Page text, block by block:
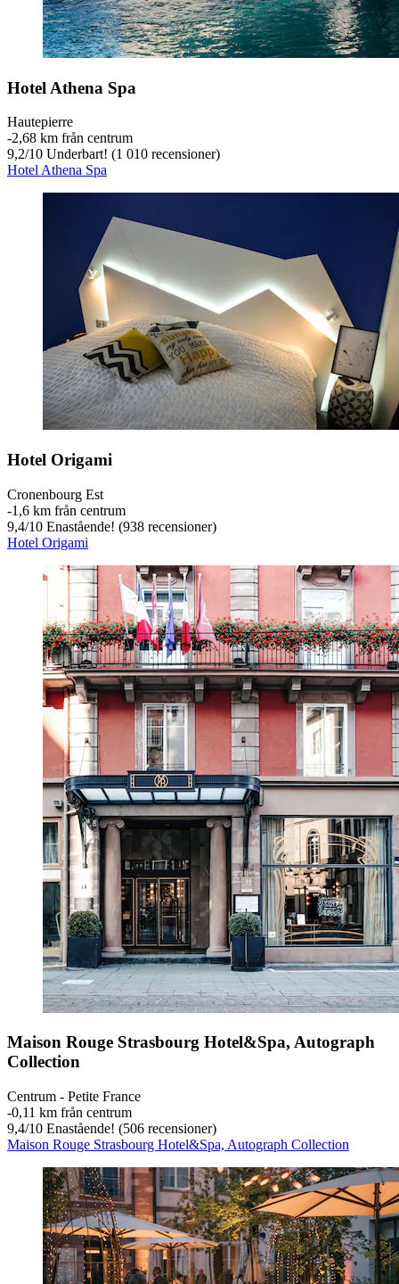
Hotel Athena Spa
Hautepierre
‐2,68 km från centrum
9,2/10 Underbart! (1 010 recensioner)
Hotel Athena Spa
Hotel Origami
Cronenbourg Est
‐1,6 km från centrum
9,4/10 Enastående! (938 recensioner)
Hotel Origami
Maison Rouge Strasbourg Hotel&Spa, Autograph
Collection
Centrum - Petite France
‐0,11 km från centrum
9,4/10 Enastående! (506 recensioner)
Maison Rouge Strasbourg Hotel&Spa, Autograph Collection